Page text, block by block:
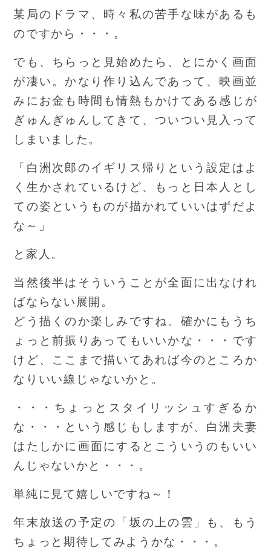
某局のドラマ、時々私の苦手な味があるも
のですから・・・。
でも、ちらっと見始めたら、とにかく画面
が凄い。かなり作り込んであって、映画並
みにお金も時間も情熱もかけてある感じが
ぎゅんぎゅんしてきて、ついつい見入って
しまいました。
「白洲次郎のイギリス帰りという設定はよ
く生かされているけど、もっと日本人とし
ての姿というものが描かれていいはずだよ
な～」
と家人。
当然後半はそういうことが全面に出なけれ
ばならない展開。
どう描くのか楽しみですね。確かにもうち
ょっと前振りあってもいいかな・・・です
けど、ここまで描いてあれば今のところか
なりいい線じゃないかと。
・・・ちょっとスタイリッシュすぎるか
な・・・という感じもしますが、白洲夫妻
はたしかに画面にするとこういうのもいい
んじゃないかと・・・。
単純に見て嬉しいですね～！
年末放送の予定の「坂の上の雲」も、もう
ちょっと期待してみようかな・・・。